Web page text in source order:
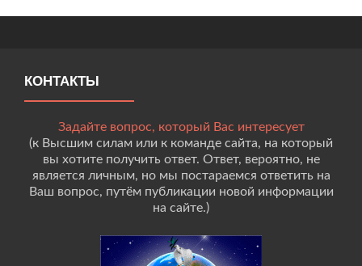
КОНТАКТЫ
Задайте вопрос, который Вас интересует
(к Высшим силам или к команде сайта, на который
вы хотите получить ответ. Ответ, вероятно, не
является личным, но мы постараемся ответить на
Ваш вопрос, путём публикации новой информации
на сайте.)